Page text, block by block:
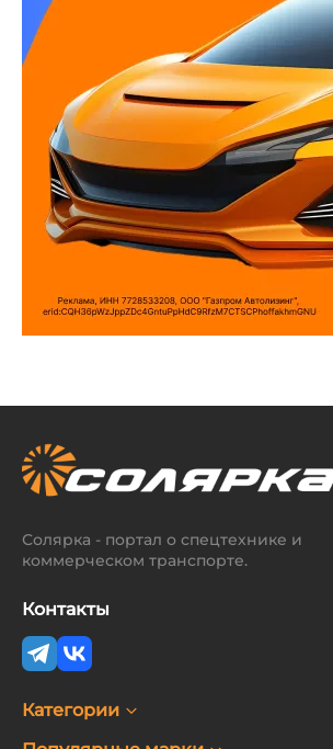
Солярка - портал о спецтехнике и
коммерческом транспорте.
Контакты
Категории